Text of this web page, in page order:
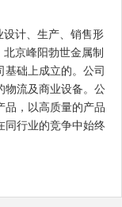
计、生产、销售形
京峰阳勃世金属制
础上成立的。公司
物流及商业设备。公
品，以高质量的产品
同行业的竞争中始终